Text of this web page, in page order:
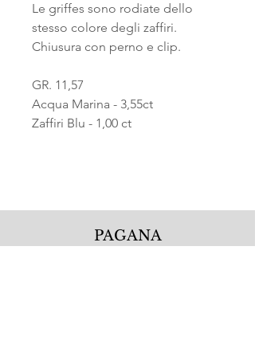
Le griffes sono rodiate dello
stesso colore degli zaffiri.
Chiusura con perno e clip.
GR. 11,57
Acqua Marina - 3,55ct
Zaffiri Blu - 1,00 ct
PAGANA